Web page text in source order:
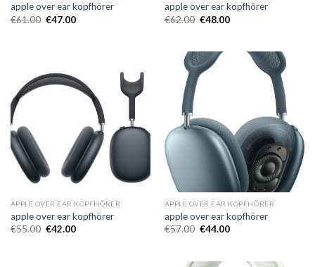
apple over ear kopfhörer
€61.00 €47.00
apple over ear kopfhörer
€62.00 €48.00
APPLE OVER EAR KOPFHÖRER
apple over ear kopfhörer
€55.00 €42.00
APPLE OVER EAR KOPFHÖRER
apple over ear kopfhörer
€57.00 €44.00